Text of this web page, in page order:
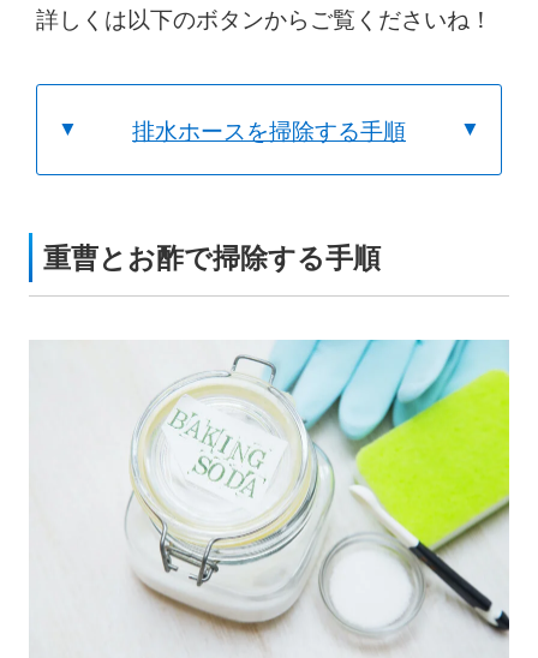
詳しくは以下のボタンからご覧くださいね！
排水ホースを掃除する手順
重曹とお酢で掃除する手順